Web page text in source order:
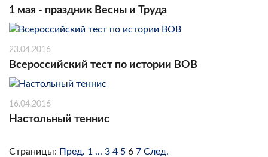
1 мая - праздник Весны и Труда
23.04.2016
Всероссийский тест по истории ВОВ
16.04.2016
Настольный теннис
Страницы: Пред. 1 ... 3 4 5 6 7 След.